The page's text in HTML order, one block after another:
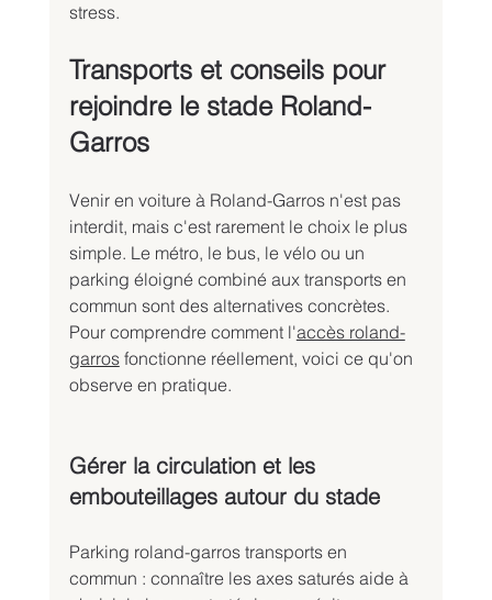
stress.
Transports et conseils pour
rejoindre le stade Roland-
Garros
Venir en voiture à Roland-Garros n'est pas
interdit, mais c'est rarement le choix le plus
simple. Le métro, le bus, le vélo ou un
parking éloigné combiné aux transports en
commun sont des alternatives concrètes.
Pour comprendre comment l'accès roland-
garros fonctionne réellement, voici ce qu'on
observe en pratique.
Gérer la circulation et les
embouteillages autour du stade
Parking roland-garros transports en
commun : connaître les axes saturés aide à